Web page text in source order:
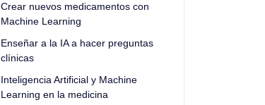
Crear nuevos medicamentos con
Machine Learning
Enseñar a la IA a hacer preguntas
clínicas
Inteligencia Artificial y Machine
Learning en la medicina